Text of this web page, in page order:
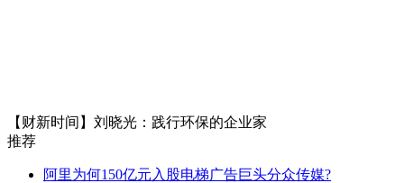
【财新时间】刘晓光：践行环保的企业家
推荐
阿里为何150亿元入股电梯广告巨头分众传媒?